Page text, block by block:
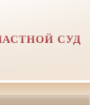
СУД